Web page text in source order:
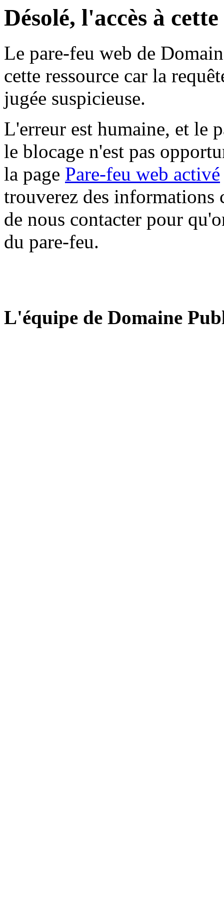
Désolé, l'accès à
Le pare-feu web de
cette ressource car la
jugée suspicieuse.
L'erreur est humaine, et le
le blocage n'est pas
la page Pare-feu web activé
trouverez des informations
de nous contacter pour
du pare-feu.
L'équipe de Domaine